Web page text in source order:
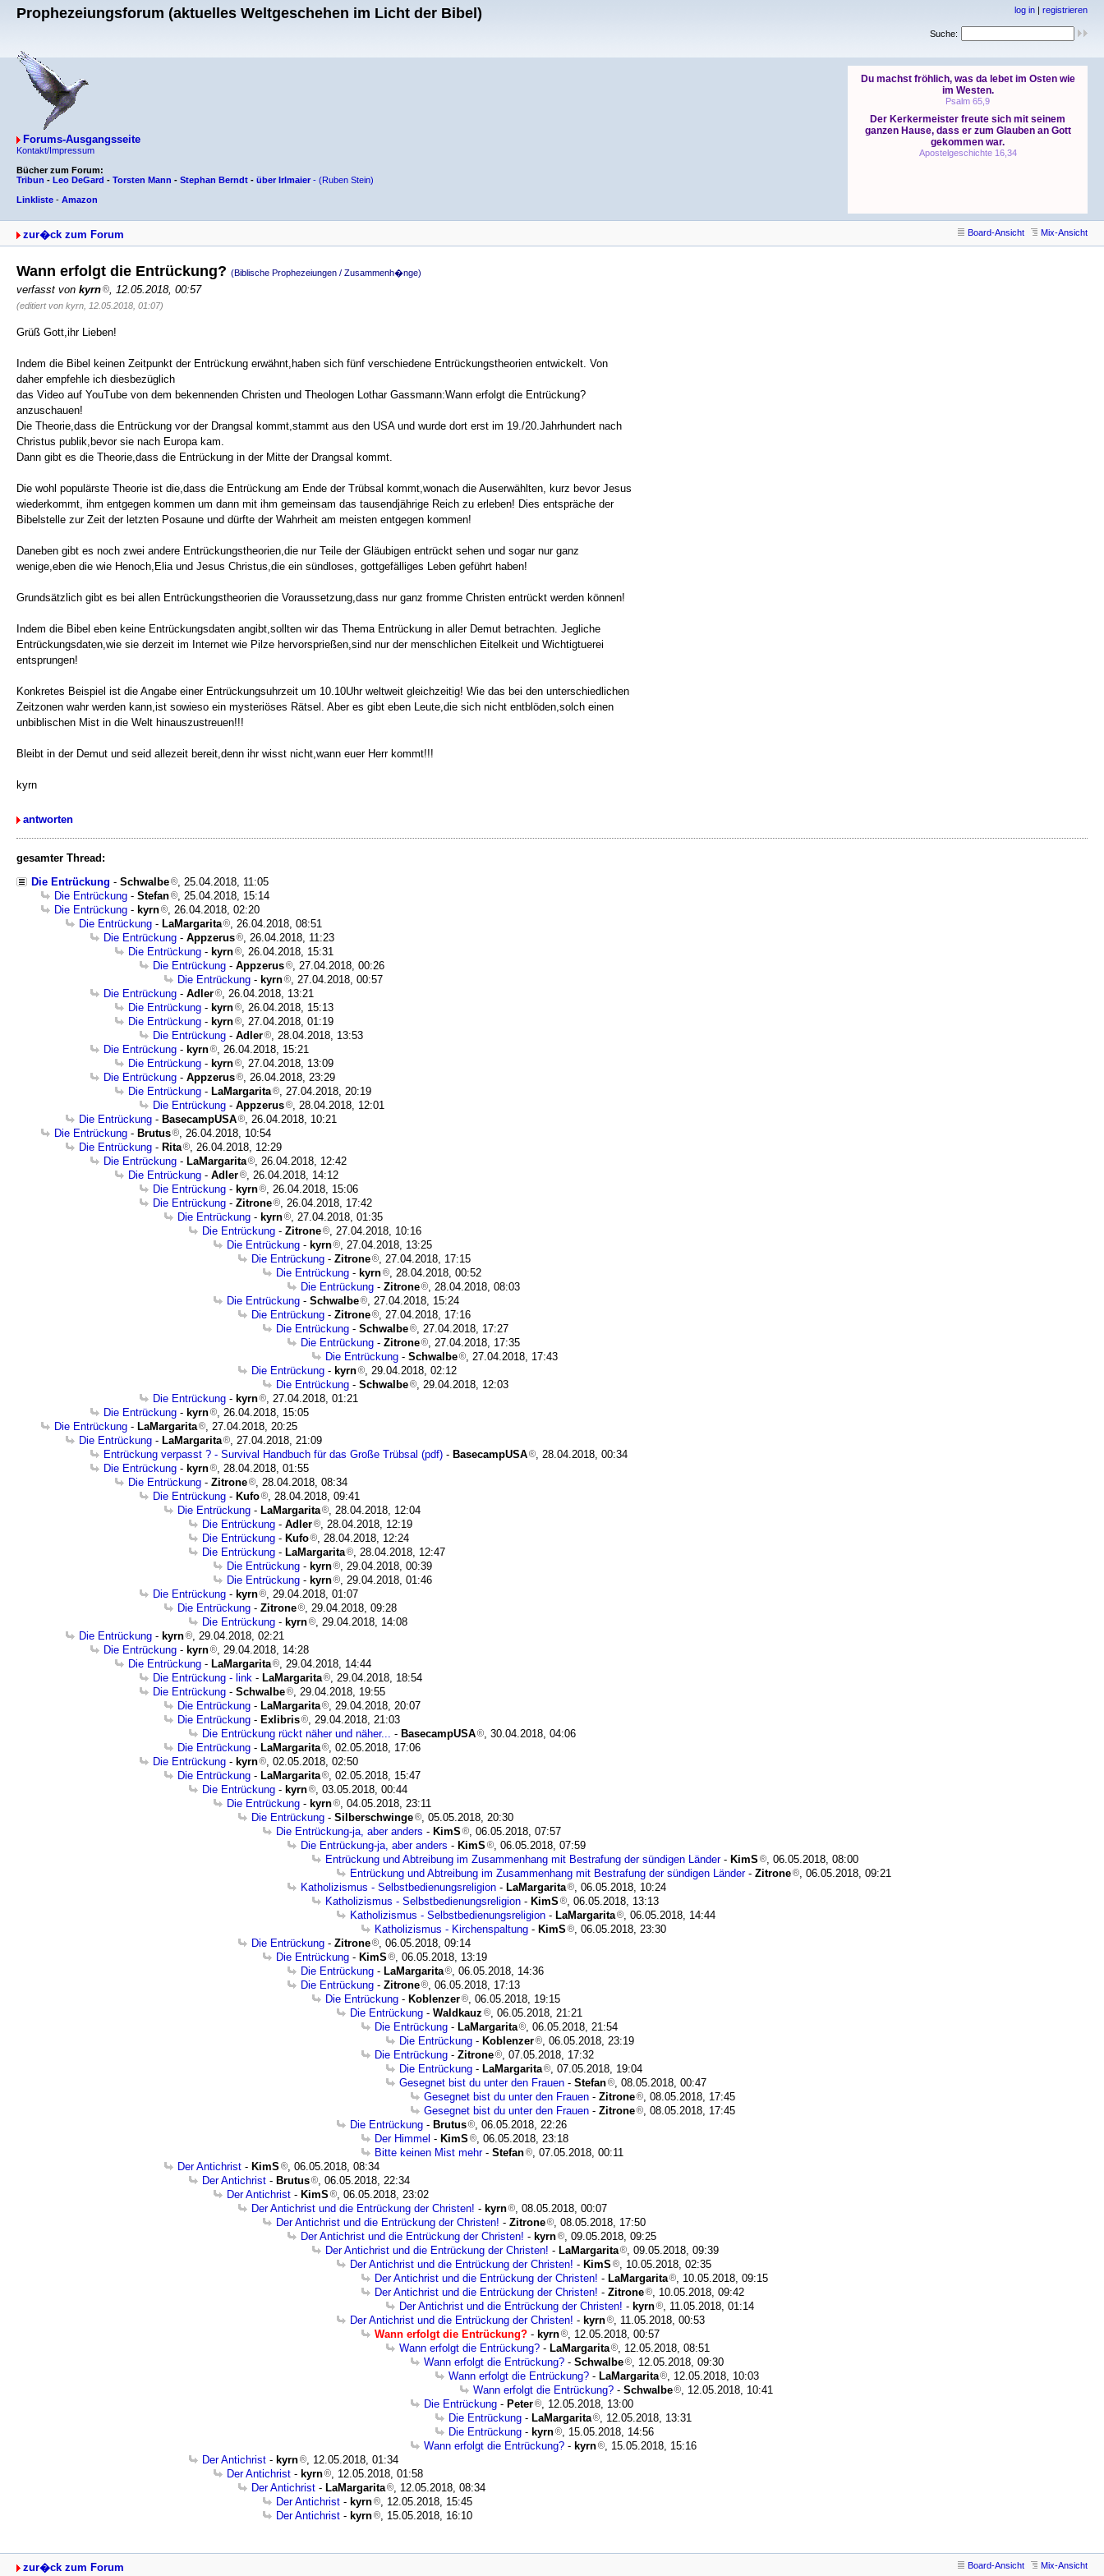
Prophezeiungsforum (aktuelles Weltgeschehen im Licht der Bibel)
Forums-Ausgangsseite
Kontakt/Impressum
Bücher zum Forum:
Tribun - Leo DeGard - Torsten Mann - Stephan Berndt - über Irlmaier - (Ruben Stein)
Linkliste - Amazon
log in | registrieren
Suche:
zur�ck zum Forum Board-Ansicht Mix-Ansicht
Wann erfolgt die Entrückung? (Biblische Prophezeiungen / Zusammenh�nge)
verfasst von kyrn , 12.05.2018, 00:57
(editiert von kyrn, 12.05.2018, 01:07)
Grüß Gott,ihr Lieben!
Indem die Bibel keinen Zeitpunkt der Entrückung erwähnt,haben sich fünf verschiedene Entrückungstheorien entwickelt. Von
daher empfehle ich diesbezüglich
das Video auf YouTube von dem bekennenden Christen und Theologen Lothar Gassmann:Wann erfolgt die Entrückung?
anzuschauen!
Die Theorie,dass die Entrückung vor der Drangsal kommt,stammt aus den USA und wurde dort erst im 19./20.Jahrhundert nach
Christus publik,bevor sie nach Europa kam.
Dann gibt es die Theorie,dass die Entrückung in der Mitte der Drangsal kommt.
Die wohl populärste Theorie ist die,dass die Entrückung am Ende der Trübsal kommt,wonach die Auserwählten, kurz bevor Jesus
wiederkommt, ihm entgegen kommen um dann mit ihm gemeinsam das tausendjährige Reich zu erleben! Dies entspräche der
Bibelstelle zur Zeit der letzten Posaune und dürfte der Wahrheit am meisten entgegen kommen!
Daneben gibt es noch zwei andere Entrückungstheorien,die nur Teile der Gläubigen entrückt sehen und sogar nur ganz
wenige,eben die wie Henoch,Elia und Jesus Christus,die ein sündloses, gottgefälliges Leben geführt haben!
Grundsätzlich gibt es bei allen Entrückungstheorien die Voraussetzung,dass nur ganz fromme Christen entrückt werden können!
Indem die Bibel eben keine Entrückungsdaten angibt,sollten wir das Thema Entrückung in aller Demut betrachten. Jegliche
Entrückungsdaten,wie sie derzeit im Internet wie Pilze hervorsprießen,sind nur der menschlichen Eitelkeit und Wichtigtuerei
entsprungen!
Konkretes Beispiel ist die Angabe einer Entrückungsuhrzeit um 10.10Uhr weltweit gleichzeitig! Wie das bei den unterschiedlichen
Zeitzonen wahr werden kann,ist sowieso ein mysteriöses Rätsel. Aber es gibt eben Leute,die sich nicht entblöden,solch einen
unbiblischen Mist in die Welt hinauszustreuen!!!
Bleibt in der Demut und seid allezeit bereit,denn ihr wisst nicht,wann euer Herr kommt!!!
kyrn
antworten
gesamter Thread:
Die Entrückung - Schwalbe
, 25.04.2018, 11:05
Die Entrückung - Stefan
, 25.04.2018, 15:14
Die Entrückung - kyrn
, 26.04.2018, 02:20
Die Entrückung - LaMargarita
, 26.04.2018, 08:51
Die Entrückung - Appzerus
, 26.04.2018, 11:23
Die Entrückung - kyrn
, 26.04.2018, 15:31
Die Entrückung - Appzerus
, 27.04.2018, 00:26
Die Entrückung - kyrn
, 27.04.2018, 00:57
Die Entrückung - Adler
, 26.04.2018, 13:21
Die Entrückung - kyrn
, 26.04.2018, 15:13
Die Entrückung - kyrn
, 27.04.2018, 01:19
Die Entrückung - Adler
, 28.04.2018, 13:53
Die Entrückung - kyrn
, 26.04.2018, 15:21
Die Entrückung - kyrn
, 27.04.2018, 13:09
Die Entrückung - Appzerus
, 26.04.2018, 23:29
Die Entrückung - LaMargarita
, 27.04.2018, 20:19
Die Entrückung - Appzerus
, 28.04.2018, 12:01
Die Entrückung - BasecampUSA
, 26.04.2018, 10:21
Die Entrückung - Brutus
, 26.04.2018, 10:54
Die Entrückung - Rita
, 26.04.2018, 12:29
Die Entrückung - LaMargarita
, 26.04.2018, 12:42
Die Entrückung - Adler
, 26.04.2018, 14:12
Die Entrückung - kyrn
, 26.04.2018, 15:06
Die Entrückung - Zitrone
, 26.04.2018, 17:42
Die Entrückung - kyrn
, 27.04.2018, 01:35
Die Entrückung - Zitrone
, 27.04.2018, 10:16
Die Entrückung - kyrn
, 27.04.2018, 13:25
Die Entrückung - Zitrone
, 27.04.2018, 17:15
Die Entrückung - kyrn
, 28.04.2018, 00:52
Die Entrückung - Zitrone
, 28.04.2018, 08:03
Die Entrückung - Schwalbe
, 27.04.2018, 15:24
Die Entrückung - Zitrone
, 27.04.2018, 17:16
Die Entrückung - Schwalbe
, 27.04.2018, 17:27
Die Entrückung - Zitrone
, 27.04.2018, 17:35
Die Entrückung - Schwalbe
, 27.04.2018, 17:43
Die Entrückung - kyrn
, 29.04.2018, 02:12
Die Entrückung - Schwalbe
, 29.04.2018, 12:03
Die Entrückung - kyrn
, 27.04.2018, 01:21
Die Entrückung - kyrn
, 26.04.2018, 15:05
Die Entrückung - LaMargarita
, 27.04.2018, 20:25
Die Entrückung - LaMargarita
, 27.04.2018, 21:09
Entrückung verpasst ? - Survival Handbuch für das Große Trübsal (pdf) - BasecampUSA
, 28.04.2018, 00:34
Die Entrückung - kyrn
, 28.04.2018, 01:55
Die Entrückung - Zitrone
, 28.04.2018, 08:34
Die Entrückung - Kufo
, 28.04.2018, 09:41
Die Entrückung - LaMargarita
, 28.04.2018, 12:04
Die Entrückung - Adler
, 28.04.2018, 12:19
Die Entrückung - Kufo
, 28.04.2018, 12:24
Die Entrückung - LaMargarita
, 28.04.2018, 12:47
Die Entrückung - kyrn
, 29.04.2018, 00:39
Die Entrückung - kyrn
, 29.04.2018, 01:46
Die Entrückung - kyrn
, 29.04.2018, 01:07
Die Entrückung - Zitrone
, 29.04.2018, 09:28
Die Entrückung - kyrn
, 29.04.2018, 14:08
Die Entrückung - kyrn
, 29.04.2018, 02:21
Die Entrückung - kyrn
, 29.04.2018, 14:28
Die Entrückung - LaMargarita
, 29.04.2018, 14:44
Die Entrückung - link - LaMargarita
, 29.04.2018, 18:54
Die Entrückung - Schwalbe
, 29.04.2018, 19:55
Die Entrückung - LaMargarita
, 29.04.2018, 20:07
Die Entrückung - Exlibris
, 29.04.2018, 21:03
Die Entrückung rückt näher und näher... - BasecampUSA
, 30.04.2018, 04:06
Die Entrückung - LaMargarita
, 02.05.2018, 17:06
Die Entrückung - kyrn
, 02.05.2018, 02:50
Die Entrückung - LaMargarita
, 02.05.2018, 15:47
Die Entrückung - kyrn
, 03.05.2018, 00:44
Die Entrückung - kyrn
, 04.05.2018, 23:11
Die Entrückung - Silberschwinge
, 05.05.2018, 20:30
Die Entrückung-ja, aber anders - KimS
, 06.05.2018, 07:57
Die Entrückung-ja, aber anders - KimS
, 06.05.2018, 07:59
Entrückung und Abtreibung im Zusammenhang mit Bestrafung der sündigen Länder- KimS
, 06.05.2018, 08:00
Entrückung und Abtreibung im Zusammenhang mit Bestrafung der sündigen Länder- Zitrone
, 06.05.2018, 09:21
Katholizismus - Selbstbedienungsreligion - LaMargarita
, 06.05.2018, 10:24
Katholizismus - Selbstbedienungsreligion - KimS
, 06.05.2018, 13:13
Katholizismus - Selbstbedienungsreligion - LaMargarita
, 06.05.2018, 14:44
Katholizismus - Kirchenspaltung - KimS
, 06.05.2018, 23:30
Die Entrückung - Zitrone
, 06.05.2018, 09:14
Die Entrückung - KimS
, 06.05.2018, 13:19
Die Entrückung - LaMargarita
, 06.05.2018, 14:36
Die Entrückung - Zitrone
, 06.05.2018, 17:13
Die Entrückung - Koblenzer
, 06.05.2018, 19:15
Die Entrückung - Waldkauz
, 06.05.2018, 21:21
Die Entrückung - LaMargarita
, 06.05.2018, 21:54
Die Entrückung - Koblenzer
, 06.05.2018, 23:19
Die Entrückung - Zitrone
, 07.05.2018, 17:32
Die Entrückung - LaMargarita
, 07.05.2018, 19:04
Gesegnet bist du unter den Frauen - Stefan
, 08.05.2018, 00:47
Gesegnet bist du unter den Frauen - Zitrone
, 08.05.2018, 17:45
Gesegnet bist du unter den Frauen - Zitrone
, 08.05.2018, 17:45
Die Entrückung - Brutus
, 06.05.2018, 22:26
Der Himmel - KimS
, 06.05.2018, 23:18
Bitte keinen Mist mehr- Stefan
, 07.05.2018, 00:11
Der Antichrist - KimS
, 06.05.2018, 08:34
Der Antichrist - Brutus
, 06.05.2018, 22:34
Der Antichrist - KimS
, 06.05.2018, 23:02
Der Antichrist und die Entrückung der Christen! - kyrn
, 08.05.2018, 00:07
Der Antichrist und die Entrückung der Christen! - Zitrone
, 08.05.2018, 17:50
Der Antichrist und die Entrückung der Christen! - kyrn
, 09.05.2018, 09:25
Der Antichrist und die Entrückung der Christen! - LaMargarita
, 09.05.2018, 09:39
Der Antichrist und die Entrückung der Christen! - KimS
, 10.05.2018, 02:35
Der Antichrist und die Entrückung der Christen! - LaMargarita
, 10.05.2018, 09:15
Der Antichrist und die Entrückung der Christen! - Zitrone
, 10.05.2018, 09:42
Der Antichrist und die Entrückung der Christen! - kyrn
, 11.05.2018, 01:14
Der Antichrist und die Entrückung der Christen! - kyrn
, 11.05.2018, 00:53
Wann erfolgt die Entrückung? - kyrn
, 12.05.2018, 00:57
Wann erfolgt die Entrückung? - LaMargarita
, 12.05.2018, 08:51
Wann erfolgt die Entrückung? - Schwalbe
, 12.05.2018, 09:30
Wann erfolgt die Entrückung? - LaMargarita
, 12.05.2018, 10:03
Wann erfolgt die Entrückung? - Schwalbe
, 12.05.2018, 10:41
Die Entrückung - Peter
, 12.05.2018, 13:00
Die Entrückung - LaMargarita
, 12.05.2018, 13:31
Die Entrückung - kyrn
, 15.05.2018, 14:56
Wann erfolgt die Entrückung? - kyrn
, 15.05.2018, 15:16
Der Antichrist - kyrn
, 12.05.2018, 01:34
Der Antichrist - kyrn
, 12.05.2018, 01:58
Der Antichrist - LaMargarita
, 12.05.2018, 08:34
Der Antichrist - kyrn
, 12.05.2018, 15:45
Der Antichrist - kyrn , 15.05.2018, 16:10
zur�ck zum Forum Board-Ansicht Mix-Ansicht